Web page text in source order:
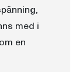
med i
en